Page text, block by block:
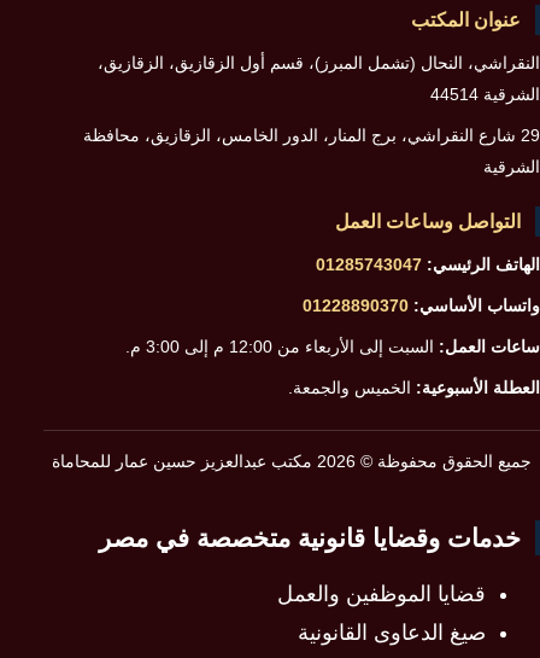
عنوان المكتب
النقراشي، النحال (تشمل المبرز)، قسم أول الزقازيق، الزقازيق،
الشرقية 44514
29 شارع النقراشي، برج المنار، الدور الخامس، الزقازيق، محافظة
الشرقية
التواصل وساعات العمل
الهاتف الرئيسي: 01285743047
واتساب الأساسي: 01228890370
ساعات العمل: السبت إلى الأربعاء من 12:00 م إلى 3:00 م.
العطلة الأسبوعية: الخميس والجمعة.
جميع الحقوق محفوظة © 2026 مكتب عبدالعزيز حسين عمار للمحاماة
خدمات وقضايا قانونية متخصصة في مصر
قضايا الموظفين والعمل
صيغ الدعاوى القانونية